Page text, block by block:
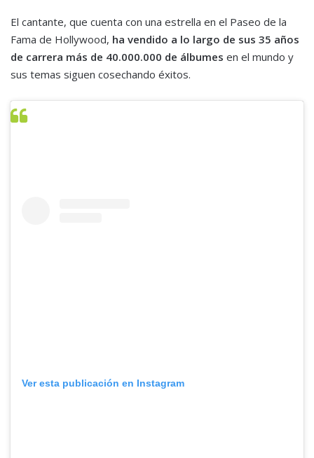
El cantante, que cuenta con una estrella en el Paseo de la
Fama de Hollywood, ha vendido a lo largo de sus 35 años
de carrera más de 40.000.000 de álbumes en el mundo y
sus temas siguen cosechando éxitos.
Ver esta publicación en Instagram